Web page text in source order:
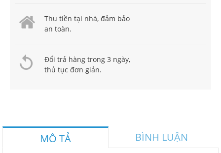
Thu tiền tại nhà, đảm bảo
an toàn.
Đổi trả hàng trong 3 ngày,
thủ tục đơn giản.
MÔ TẢ BÌNH LUẬN